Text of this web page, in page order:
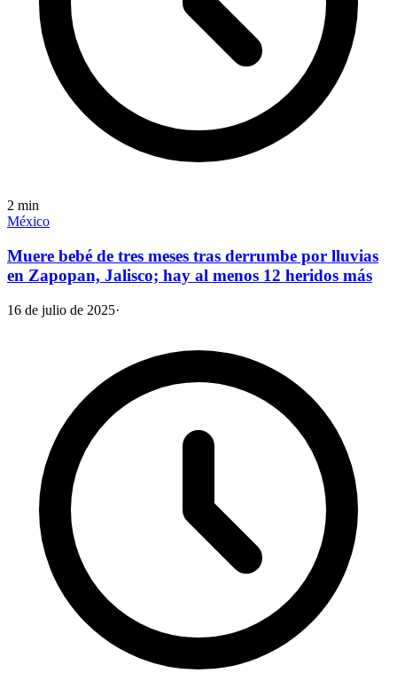
2 min
México
Muere bebé de tres meses tras derrumbe por lluvias
en Zapopan, Jalisco; hay al menos 12 heridos más
16 de julio de 2025·